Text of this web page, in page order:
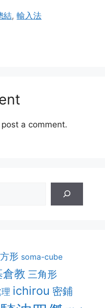
結,輸入法
a comment.
形 soma-cube
教 三角形
ichirou 密鋪